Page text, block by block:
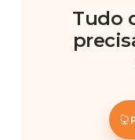
Tudo